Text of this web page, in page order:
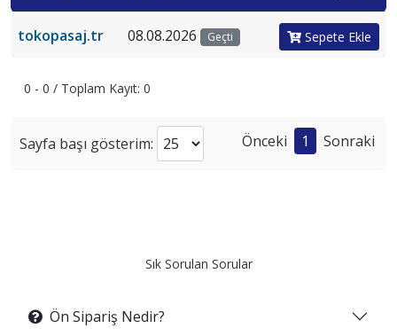
tokopasaj.tr 08.08.2026 Geçti Sepete Ekle
0 - 0 / Toplam Kayıt: 0
Sayfa başı gösterim: Önceki 1 Sonraki
Sık Sorulan Sorular
Ön Sipariş Nedir?